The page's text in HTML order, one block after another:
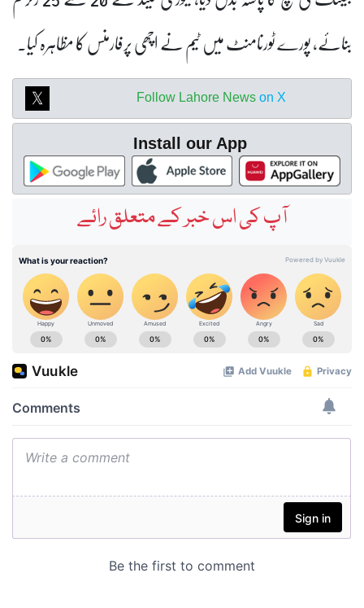
بنائے، پورے ٹورنامنٹ میں ٹیم نے اچھی پرفارمنس کا مظاہرہ کیا۔
Follow Lahore News on X
Install our App
آپ کی اس خبر کے متعلق رائے